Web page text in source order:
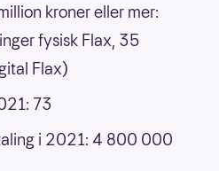
kroner eller mer:
fysisk Flax, 35
Flax)
73
i 2021: 4 800 000